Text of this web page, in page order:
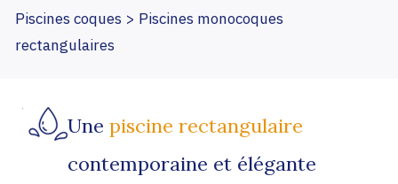
Piscines coques
Piscines monocoques
rectangulaires
Une piscine rectangulaire
contemporaine et élégante